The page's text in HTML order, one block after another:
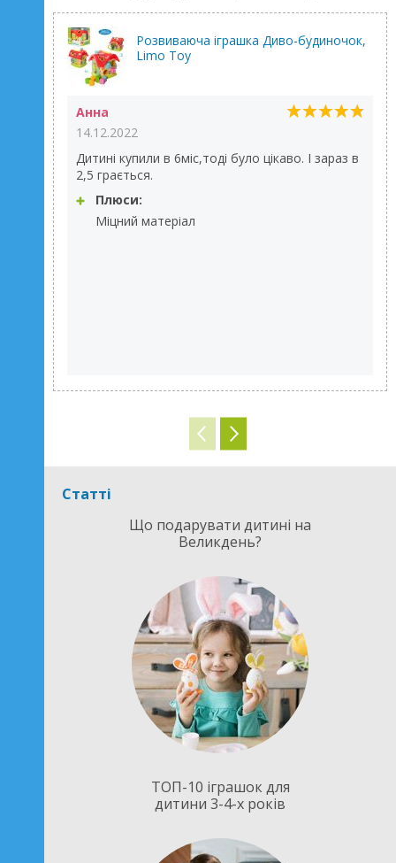
Розвиваюча іграшка Диво-будиночок,
Limo Toy
Анна
14.12.2022
Дитині купили в 6міс,тоді було цікаво. І зараз в
2,5 грається.
Плюси:
Міцний матеріал
Статті
Що подарувати дитині на
Великдень?
ТОП-10 іграшок для
дитини 3-4-х років